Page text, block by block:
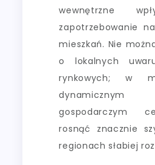
wewnętrzne
zapotrzebowanie
mieszkań. Nie
o lokalnych
rynkowych; w
gospodarczym
rosnąć znacznie
regionach słabiej